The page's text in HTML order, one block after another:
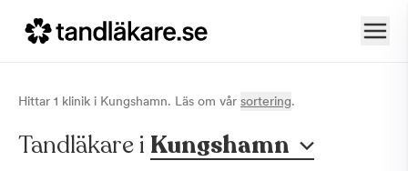
Hittar 1 klinik i Kungshamn. Läs om vår sortering.
Tandläkare i Kungshamn